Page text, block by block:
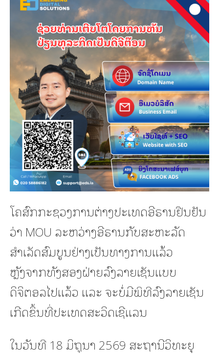
ໂຄສົກກະຊວງການຕ່າງປະເທດອີຣານຢືນຢັນ
ວ່າ MOU ລະຫວ່າງອີຣານກັບສະຫະລັດ
ສຳເລັດສົມບູນຢ່າງເປັນທາງການແລ້ວ
ຫຼັງຈາກທັງສອງຝ່າຍລົງລາຍເຊັນແບບ
ດິຈິຕອລໄປແລ້ວ ແລະ ຈະບໍ່ມີພິທີລົງລາຍເຊັນ
ເກີດຂຶ້ນທີ່ປະເທດສະວິດເຊີແລນ
ໃນວັນທີ 18 ມິຖຸນາ 2569 ສະຖານີວິທະຍຸ